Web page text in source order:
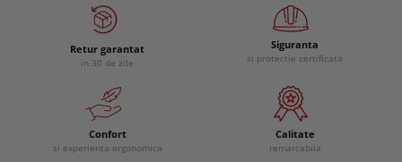
Retur garantat
in 30 de zile
Siguranta
si protectie certificata
Confort
si experienta ergonomica
Calitate
remarcabila